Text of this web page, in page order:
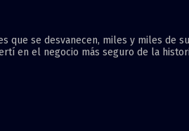
se desvanecen, miles y miles de
en el negocio más seguro de la